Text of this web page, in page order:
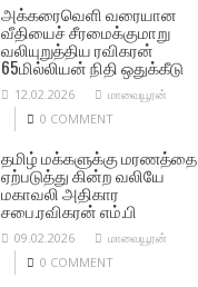
அக்கரைவெளி வரையான
வீதியைச் சீரமைக்குமாறு
வலியுறுத்திய ரவிகரன்
65மில்லியன் நிதி ஒதுக்கீடு
12.02.2026
மாவையூரன்
0 COMMENT
தமிழ் மக்களுக்கு மரணத்தை
ஏற்படுத்து கின்ற வலியே
மகாவலி அதிகார
சபை.ரவிகரன் எம்.பி
09.02.2026
மாவையூரன்
0 COMMENT